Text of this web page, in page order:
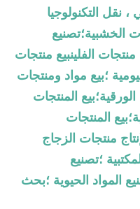
، نقل التكنولوجيا
الخشبية؛تصنيع
الفلينبيع منتجات
؛بيع مواد ومنتجات
المنتجات
المنتجات
منتجات الزجاج
؛تصنيع
المواد الحيوية ؛بحث